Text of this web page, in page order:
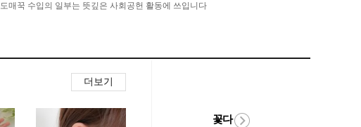
도매꾹 수입의 일부는 뜻깊은 사회공헌 활동에 쓰입니다
더보기
꽃다